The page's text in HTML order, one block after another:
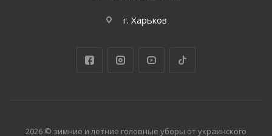
г. Харьков
2026 © зимние и летние головные уборы от украинского